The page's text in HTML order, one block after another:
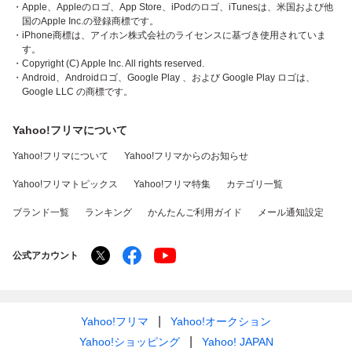
・Apple、Appleのロゴ、App Store、iPodのロゴ、iTunesは、米国および他
国のApple Inc.の登録商標です。
・iPhone商標は、アイホン株式会社のライセンスに基づき使用されていま
す。
・Copyright (C) Apple Inc. All rights reserved.
・Android、Androidロゴ、Google Play 、および Google Play ロゴは、
Google LLC の商標です。
Yahoo!フリマについて
Yahoo!フリマについて Yahoo!フリマからのお知らせ
Yahoo!フリマトピックス Yahoo!フリマ特集 カテゴリ一覧
ブランド一覧 ランキング かんたんご利用ガイド メール通知設定
公式アカウント
Yahoo!フリマ
Yahoo!オークション
Yahoo!ショッピング
Yahoo! JAPAN